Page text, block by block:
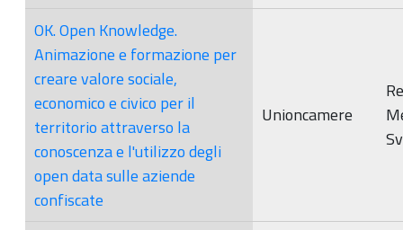
OK. Open Knowledge.
Animazione e formazione per
creare valore sociale,
economico e civico per il
territorio attraverso la
conoscenza e l'utilizzo degli
open data sulle aziende
confiscate
Unioncamere